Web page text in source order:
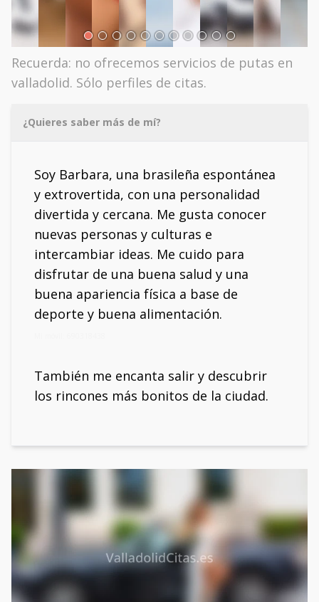
Recuerda: no ofrecemos servicios de putas en
valladolid. Sólo perfiles de citas.
¿Quieres saber más de mí?
Soy Barbara, una brasileña espontánea
y extrovertida, con una personalidad
divertida y cercana. Me gusta conocer
nuevas personas y culturas e
intercambiar ideas. Me cuido para
disfrutar de una buena salud y una
buena apariencia física a base de
deporte y buena alimentación.
También me encanta salir y descubrir
los rincones más bonitos de la ciudad.